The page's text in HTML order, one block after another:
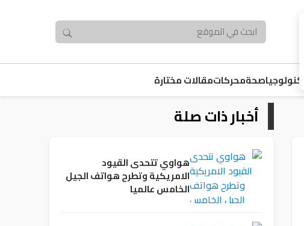
تكنولوجياصحةمحركاتمقالات مختارة
أخبار ذات صلة
هواوي تتحدى القيود
الامريكية وتطرح هواتف الجيل
الخامس عالميا